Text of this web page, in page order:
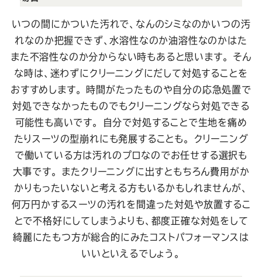
いつの間にかついた汚れで、なんのシミなのかいつの汚
れなのか把握できず、水溶性なのか油溶性なのかはた
また不溶性なのか分からない時もあると思います。 そん
な時は、迷わずにクリーニングにだして対処することを
おすすめします。
時間がたったものや自分の応急処置で
対処できなかったものでもクリーニングなら対処できる
可能性も高いです。 自分で対処することで生地を痛め
たりスーツの型崩れにも発展することも。 クリーニング
で働いている方は汚れのプロなのでお任せする選択も
大事です。
またクリーニングに出すともちろん費用がか
かりもったいないと考える方もいるかもしれませんが、
何万円かするスーツの汚れを間違った対処や放置するこ
とで不格好にしてしまうよりも、都度正確な対処をして
綺麗にたもつ方が総合的にみたコストパフォーマンスは
いいといえるでしょう。